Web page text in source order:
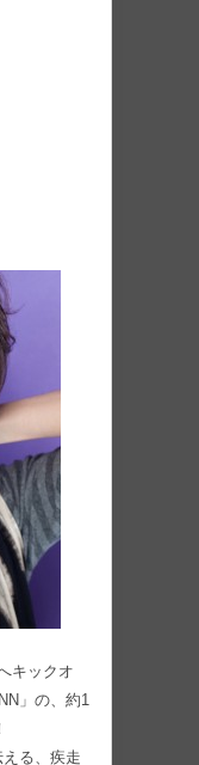
キックオ
」の、約1
る、疾走